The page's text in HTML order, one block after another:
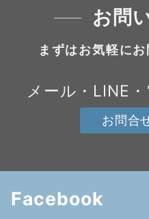
お問
まずはお気軽に
メール・LINE
お問合
Facebook